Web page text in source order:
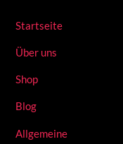
Startseite
Über uns
Shop
Blog
Allgemeine